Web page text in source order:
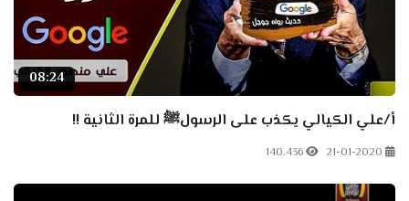
08:24
أ/علي الكيالي يكذب على الرسولﷺ للمرة الثانية !!
21-01-2020
140.436